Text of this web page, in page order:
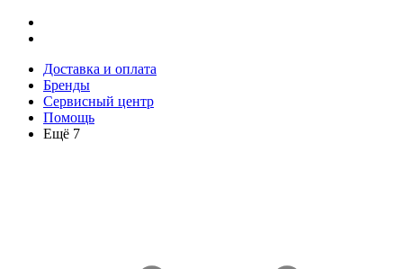
Доставка и оплата
Бренды
Сервисный центр
Помощь
Ещё 7